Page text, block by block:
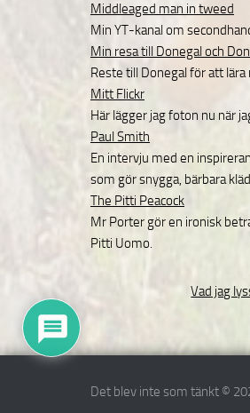
Middleaged man in tweed
Min YT-kanal om
Min resa till Donegal och
Reste till Donegal för att
Mitt Flickr
Här lägger jag foton nu när
Paul Smith
En intervju med en
som gör snygga, bärbara
The Pitti Peacock
Mr Porter gör en ironisk
Pitti Uomo.
Vad jag
Det blev inte som tänkt ©